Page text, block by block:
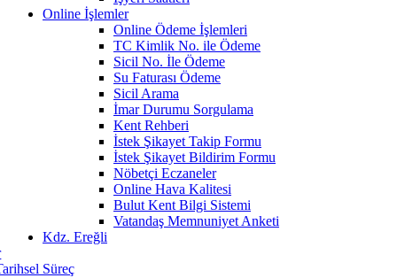
Online İşlemler
Online Ödeme İşlemleri
TC Kimlik No. ile Ödeme
Sicil No. İle Ödeme
Su Faturası Ödeme
Sicil Arama
İmar Durumu Sorgulama
Kent Rehberi
İstek Şikayet Takip Formu
İstek Şikayet Bildirim Formu
Nöbetçi Eczaneler
Online Hava Kalitesi
Bulut Kent Bilgi Sistemi
Vatandaş Memnuniyet Anketi
Kdz. Ereğli
Süreç